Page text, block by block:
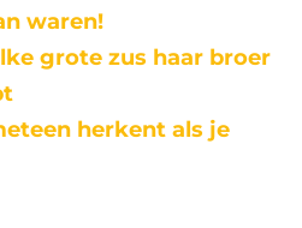
waren!
grote zus haar broer
herkent als je